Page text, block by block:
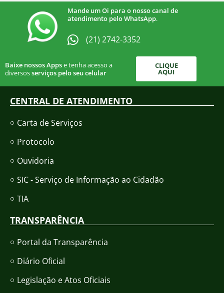
Mande um Oi para o nosso canal de
atendimento pelo WhatsApp.
(21) 2742-3352​
Baixe nossos Appse tenha acesso a
diversosserviços pelo seu celular
CLIQUE
AQUI
CENTRAL DE ATENDIMENTO
Carta de Serviços
Protocolo
Ouvidoria
SIC - Serviço de Informação ao Cidadão
TIA
TRANSPARÊNCIA
Portal da Transparência
Diário Oficial
Legislação e Atos Oficiais